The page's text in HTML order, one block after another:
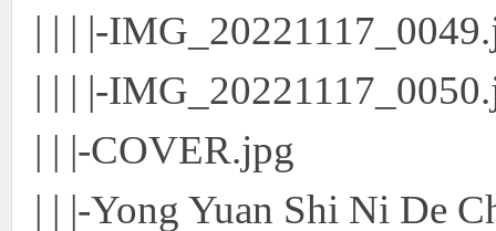
| | | |-
| | | |-
| | |-COVER.jpg
| | |-Yong Yuan Shi Ni De